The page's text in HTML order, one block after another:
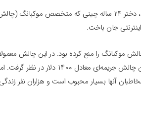
دختر ۲۴ ساله در پخش زنده آن‌ قدر خورد تا مرد! :پان شیائوتینگ، دختر ۲۴ ساله چینی که
جان باخت.
برنامه و چالش موکبانگ را منع کرده بود. در این چالش
را به‌دلیل خوردن بیش از حد غذا به خطر می‌اندازند. دولت برای این چالش
آنها بسیار محبوب است و هزاران نفر